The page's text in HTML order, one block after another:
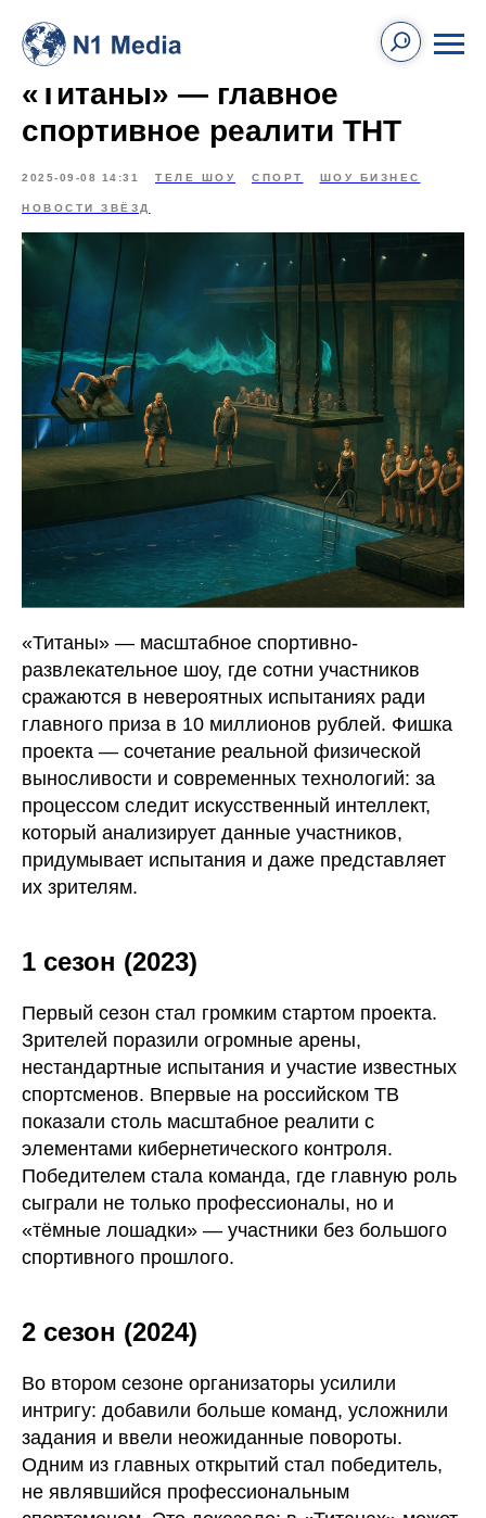
«Титаны» — главное
спортивное реалити ТНТ
2025-09-08 14:31 ТЕЛЕ ШОУ СПОРТ ШОУ БИЗНЕС
НОВОСТИ ЗВЁЗД
«Титаны» — масштабное спортивно-
развлекательное шоу, где сотни участников
сражаются в невероятных испытаниях ради
главного приза в 10 миллионов рублей. Фишка
проекта — сочетание реальной физической
выносливости и современных технологий: за
процессом следит искусственный интеллект,
который анализирует данные участников,
придумывает испытания и даже представляет
их зрителям.
1 сезон (2023)
Первый сезон стал громким стартом проекта.
Зрителей поразили огромные арены,
нестандартные испытания и участие известных
спортсменов. Впервые на российском ТВ
показали столь масштабное реалити с
элементами кибернетического контроля.
Победителем стала команда, где главную роль
сыграли не только профессионалы, но и
«тёмные лошадки» — участники без большого
спортивного прошлого.
2 сезон (2024)
Во втором сезоне организаторы усилили
интригу: добавили больше команд, усложнили
задания и ввели неожиданные повороты.
Одним из главных открытий стал победитель,
не являвшийся профессиональным